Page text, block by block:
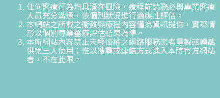
任何醫療行為均具潛在風險，療程前請務必與專業醫療
人員充分溝通，依個別狀況進行適應性評估。
本網站之所載之衛教與療程內容僅為資訊提供，實際情
形以個別專業醫療評估結果為準。
本所網站內容禁止未經授權之網路服務業者重製或轉載
供第三人使用；惟以搜尋或連結方式進入本院官方網站
者，不在此限。